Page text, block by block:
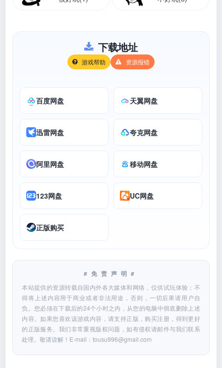
下载地址
游戏帮助 资源报错
百度网盘 天翼网盘
迅雷网盘 夸克网盘
阿里网盘 移动网盘
123网盘 UC网盘
正版购买
#免责声明#
本站提供的资源转载自国内外各大媒体和网络，仅供试玩体验；不
得将上述内容用于商业或者非法用途，否则，一切后果请用户自
负。您必须在下载后的24个小时之内，从您的电脑中彻底删除上述
内容。如果您喜欢该游戏内容，请支持正版，购买注册，得到更好
的正版服务。我们非常重视版权问题，如有侵权请邮件与我们联系
处理。敬请谅解！E-mail：tousu996@gmail.com